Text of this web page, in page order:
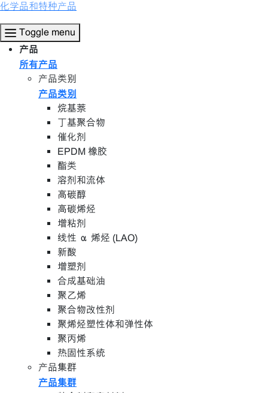
化学品和特种产品
Toggle menu
产品
所有产品
产品类别
产品类别
烷基萘
丁基聚合物
催化剂
EPDM 橡胶
酯类
溶剂和流体
高碳醇
高碳烯烃
增粘剂
线性 α 烯烃 (LAO)
新酸
增塑剂
合成基础油
聚乙烯
聚合物改性剂
聚烯烃塑性体和弹性体
聚丙烯
热固性系统
产品集群
产品集群